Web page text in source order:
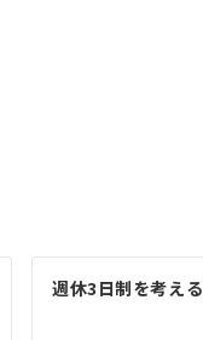
週休3日制を考える